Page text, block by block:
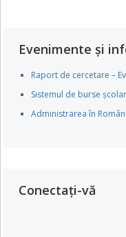
Evenimente și
Raport de cercetare –
Sistemul de burse
Administrarea în
Conectați-vă